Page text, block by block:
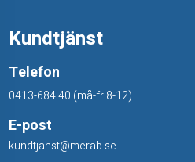
Kundtjänst
Telefon
0413-684 40 (må-fr 8-12)
E-post
kundtjanst@merab.se